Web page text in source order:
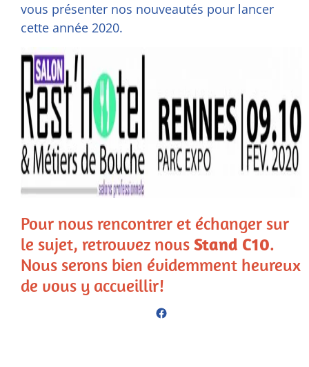
vous présenter nos nouveautés pour lancer
cette année 2020.
Pour nous rencontrer et échanger sur
le sujet, retrouvez nousStand C10.
Nous serons bien évidemment heureux
de vous y accueillir!